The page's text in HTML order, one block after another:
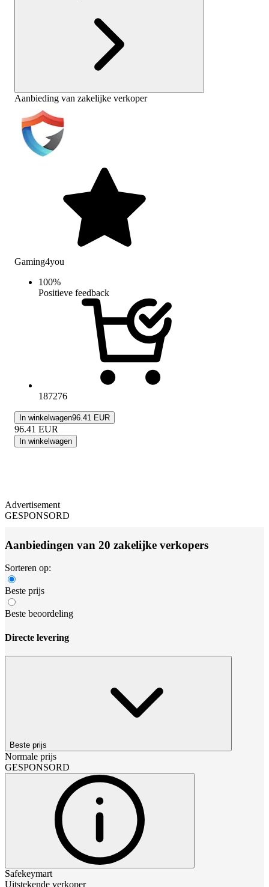
Aanbieding van zakelijke verkoper
Gaming4you
100%
Positieve feedback
187276
In winkelwagen96.41 EUR
96.41 EUR
In winkelwagen
Advertisement
GESPONSORD
Aanbiedingen van 20 zakelijke verkopers
Sorteren op:
Beste prijs
Beste beoordeling
Directe levering
Beste prijs
Normale prijs
GESPONSORD
Safekeymart
Uitstekende verkoper